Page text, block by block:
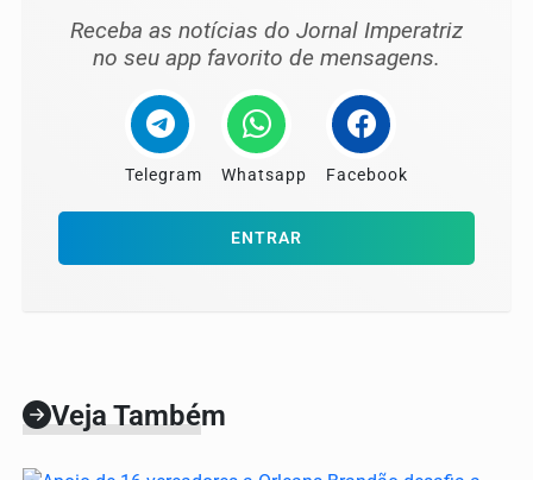
Receba as notícias do Jornal Imperatriz
no seu app favorito de mensagens.
Telegram Whatsapp Facebook
ENTRAR
Veja Também